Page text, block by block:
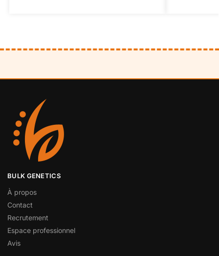
BULK GENETICS
À propos
Contact
Recrutement
Espace professionnel
Avis